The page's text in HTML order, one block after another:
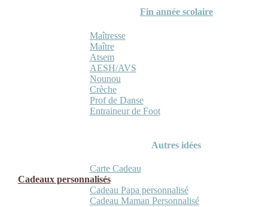
Fin année scolaire
Maîtresse
Maître
Atsem
AESH/AVS
Nounou
Crèche
Prof de Danse
Entraineur de Foot
Autres idées
Carte Cadeau
Cadeaux personnalisés
Cadeau Papa personnalisé
Cadeau Maman Personnalisé